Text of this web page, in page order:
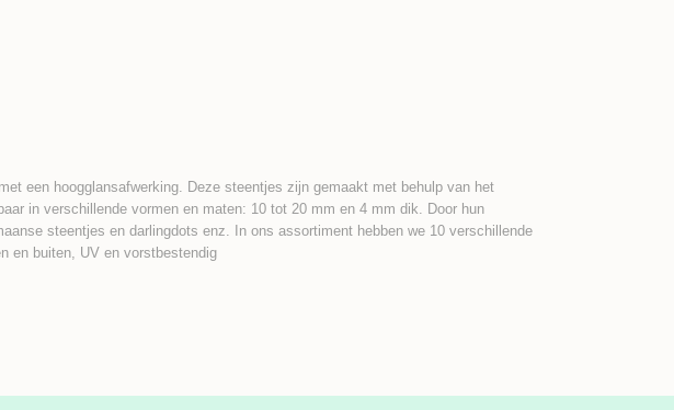
een hoogglansafwerking. Deze steentjes zijn gemaakt met behulp van het
in verschillende vormen en maten: 10 tot 20 mm en 4 mm dik. Door hun
steentjes en darlingdots enz. In ons assortiment hebben we 10 verschillende
en buiten, UV en vorstbestendig